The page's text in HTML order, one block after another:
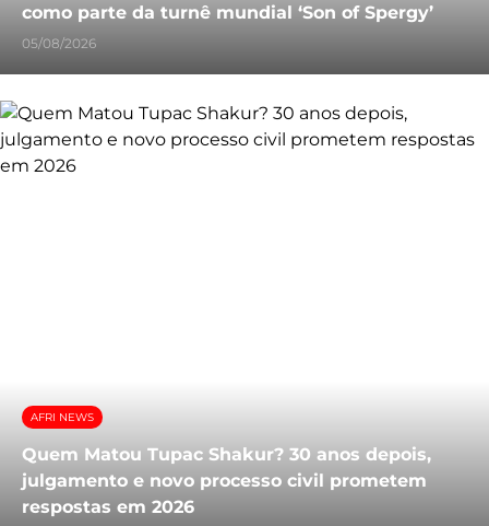
como parte da turnê mundial ‘Son of Spergy’
05/08/2026
AFRI NEWS
Quem Matou Tupac Shakur? 30 anos depois,
julgamento e novo processo civil prometem
respostas em 2026